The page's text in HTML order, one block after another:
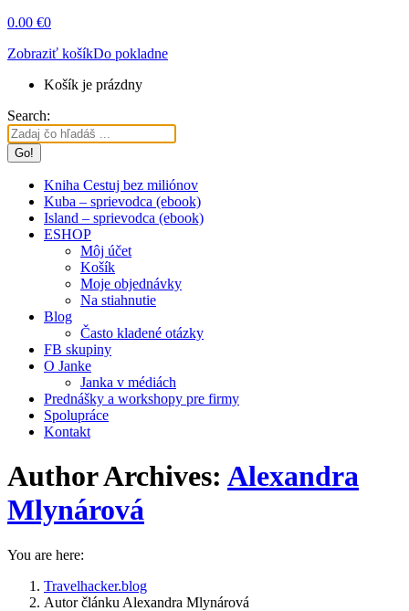
0.00 €0
Zobraziť košíkDo pokladne
Košík je prázdny
Search:
Kniha Cestuj bez miliónov
Kuba – sprievodca (ebook)
Island – sprievodca (ebook)
ESHOP
Môj účet
Košík
Moje objednávky
Na stiahnutie
Blog
Často kladené otázky
FB skupiny
O Janke
Janka v médiách
Prednášky a workshopy pre firmy
Spolupráce
Kontakt
Author Archives: Alexandra
Mlynárová
You are here:
Travelhacker.blog
Autor článku Alexandra Mlynárová